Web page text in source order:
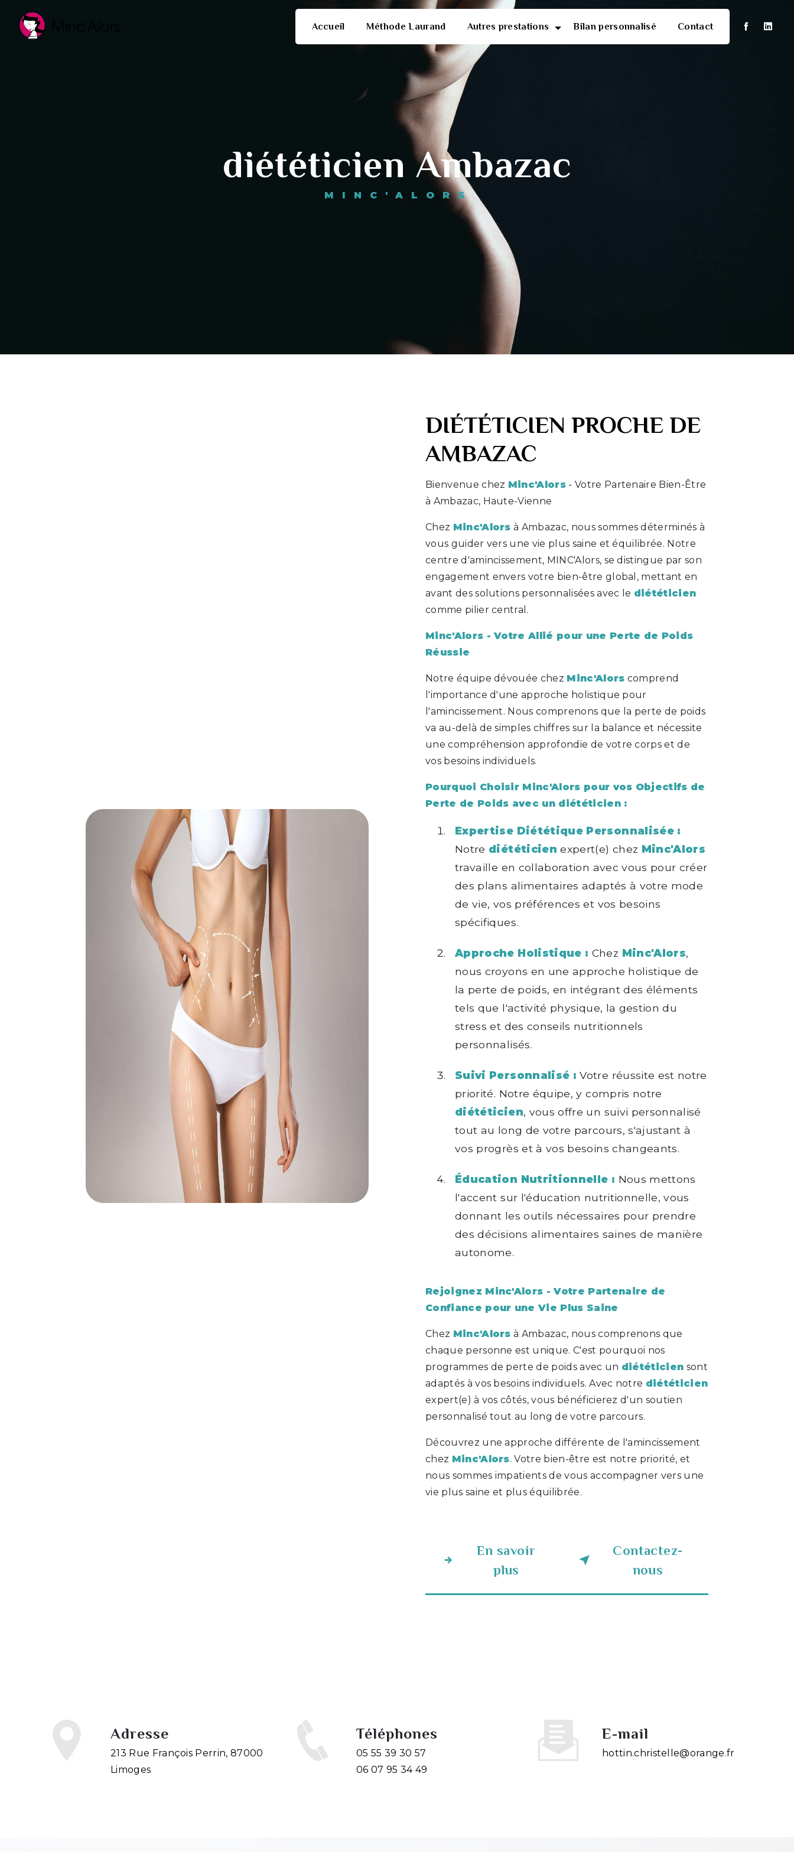
Accueil Méthode Laurand Autres prestations Bilan personnalisé Contact
diététicien Ambazac
MINC'ALORS
DIÉTÉTICIEN PROCHE DE
AMBAZAC
Bienvenue chez Minc'Alors - Votre Partenaire Bien-Être
à Ambazac, Haute-Vienne
Chez Minc'Alors à Ambazac, nous sommes déterminés à
vous guider vers une vie plus saine et équilibrée. Notre
centre d'amincissement, MINC'Alors, se distingue par son
engagement envers votre bien-être global, mettant en
avant des solutions personnalisées avec le diététicien
comme pilier central.
Minc'Alors - Votre Allié pour une Perte de Poids
Réussie
Notre équipe dévouée chez Minc'Alors comprend
l'importance d'une approche holistique pour
l'amincissement. Nous comprenons que la perte de poids
va au-delà de simples chiffres sur la balance et nécessite
une compréhension approfondie de votre corps et de
vos besoins individuels.
Pourquoi Choisir Minc'Alors pour vos Objectifs de
Perte de Poids avec un diététicien :
Expertise Diététique Personnalisée :
Notre diététicien expert(e) chez Minc'Alors
travaille en collaboration avec vous pour créer
des plans alimentaires adaptés à votre mode
de vie, vos préférences et vos besoins
spécifiques.
Approche Holistique : Chez Minc'Alors,
nous croyons en une approche holistique de
la perte de poids, en intégrant des éléments
tels que l'activité physique, la gestion du
stress et des conseils nutritionnels
personnalisés.
Suivi Personnalisé : Votre réussite est notre
priorité. Notre équipe, y compris notre
diététicien, vous offre un suivi personnalisé
tout au long de votre parcours, s'ajustant à
vos progrès et à vos besoins changeants.
Éducation Nutritionnelle : Nous mettons
l'accent sur l'éducation nutritionnelle, vous
donnant les outils nécessaires pour prendre
des décisions alimentaires saines de manière
autonome.
Rejoignez Minc'Alors - Votre Partenaire de
Confiance pour une Vie Plus Saine
Chez Minc'Alors à Ambazac, nous comprenons que
chaque personne est unique. C'est pourquoi nos
programmes de perte de poids avec un diététicien sont
adaptés à vos besoins individuels. Avec notre diététicien
expert(e) à vos côtés, vous bénéficierez d'un soutien
personnalisé tout au long de votre parcours.
Découvrez une approche différente de l'amincissement
chez Minc'Alors. Votre bien-être est notre priorité, et
nous sommes impatients de vous accompagner vers une
vie plus saine et plus équilibrée.
En savoir
plus
Contactez-
nous
Adresse
213 Rue François Perrin, 87000
Limoges
Téléphones
05 55 39 30 57
06 07 95 34 49
E-mail
hottin.christelle@orange.fr